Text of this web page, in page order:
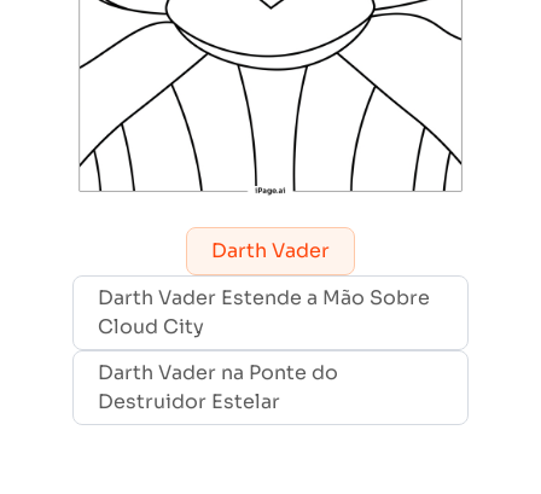
Darth Vader
Darth Vader Estende a Mão Sobre
Cloud City
Darth Vader na Ponte do
Destruidor Estelar